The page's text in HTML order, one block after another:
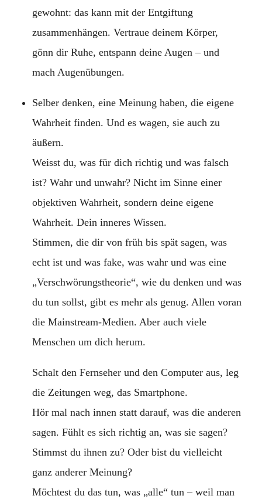
gewohnt: das kann mit der Entgiftung
zusammenhängen. Vertraue deinem Körper,
gönn dir Ruhe, entspann deine Augen – und
mach Augenübungen.
Selber denken, eine Meinung haben, die eigene
Wahrheit finden. Und es wagen, sie auch zu
äußern.
Weisst du, was für dich richtig und was falsch
ist? Wahr und unwahr? Nicht im Sinne einer
objektiven Wahrheit, sondern deine eigene
Wahrheit. Dein inneres Wissen.
Stimmen, die dir von früh bis spät sagen, was
echt ist und was fake, was wahr und was eine
„Verschwörungstheorie“, wie du denken und was
du tun sollst, gibt es mehr als genug. Allen voran
die Mainstream-Medien. Aber auch viele
Menschen um dich herum.
Schalt den Fernseher und den Computer aus, leg
die Zeitungen weg, das Smartphone.
Hör mal nach innen statt darauf, was die anderen
sagen. Fühlt es sich richtig an, was sie sagen?
Stimmst du ihnen zu? Oder bist du vielleicht
ganz anderer Meinung?
Möchtest du das tun, was „alle“ tun – weil man